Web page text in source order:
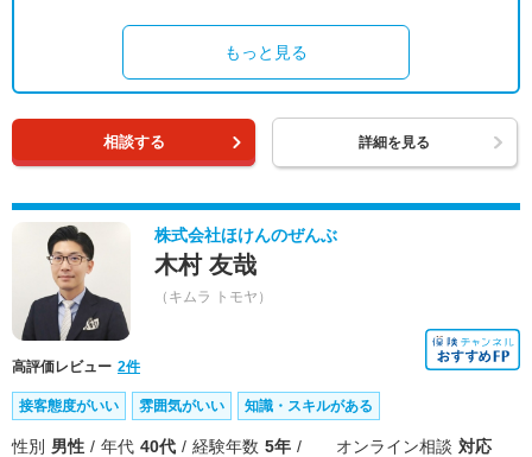
もっと見る
相談する 詳細を見る
株式会社ほけんのぜんぶ
木村 友哉
（キムラ トモヤ）
高評価レビュー 2件
接客態度がいい 雰囲気がいい 知識・スキルがある
性別 男性 年代 40代 経験年数 5年 オンライン相談 対応